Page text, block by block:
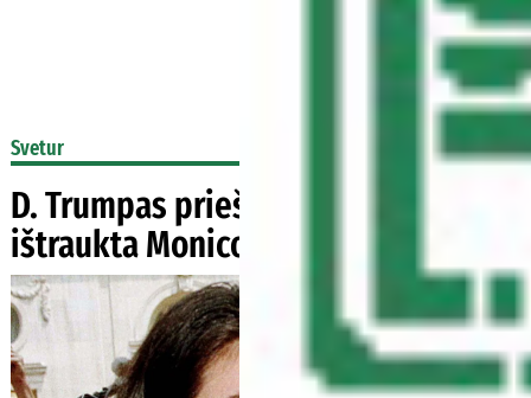
Svetur
D. Trumpas prieš H. Clinton:
ištraukta Monicos Lewinsky korta